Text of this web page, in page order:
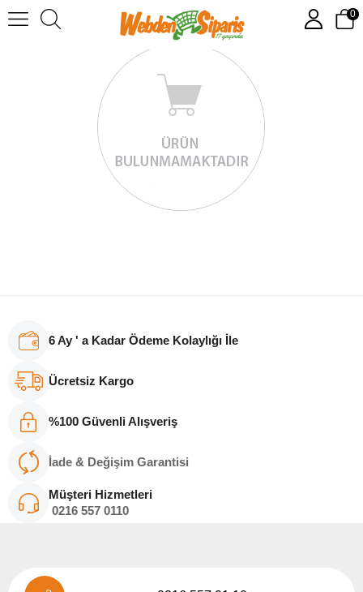
0
6 Ay ' a Kadar Ödeme Kolaylığı İle
Ücretsiz Kargo
%100 Güvenli Alışveriş
İade & Değişim Garantisi
Müşteri Hizmetleri
0216 557 0110